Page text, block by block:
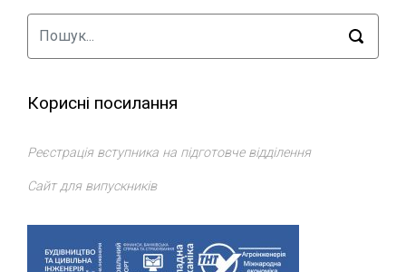
Корисні посилання
Реєстрація вступника на підготовче відділення
Сайт для випускників